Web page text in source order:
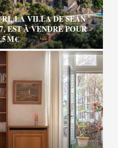
LA VILLA DE SEAN
EST À VENDRE POUR
M €